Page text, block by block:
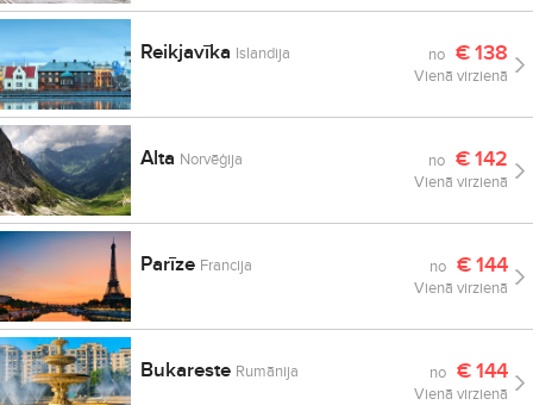
Reikjavīka Islandija no €138
Vienā virzienā
Alta Norvēģija no €142
Vienā virzienā
Parīze Francija no €144
Vienā virzienā
Bukareste Rumānija no €144
Vienā virzienā